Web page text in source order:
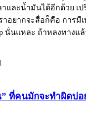
และน้ำมันได้อีกด้วย เป
าอยากจะสื่อก็คือ การมี
นั่นแหละ ถ้าหลงทางแ
ที่คนมักจะทำผิดบ่อ